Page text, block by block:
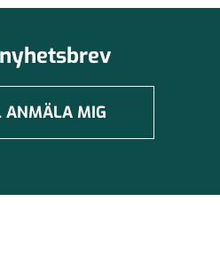
ANMÄLA MIG